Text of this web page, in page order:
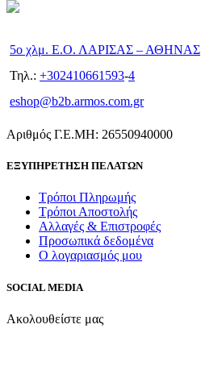
5ο χλμ. Ε.Ο. ΛΑΡΙΣΑΣ – ΑΘΗΝΑΣ
Τηλ.: +302410661593-4
eshop@b2b.armos.com.gr
Αριθμός Γ.Ε.ΜΗ: 26550940000
ΕΞΥΠΗΡΕΤΗΣΗ ΠΕΛΑΤΩΝ
Τρόποι Πληρωμής
Τρόποι Αποστολής
Αλλαγές & Επιστροφές
Προσωπικά δεδομένα
Ο λογαριασμός μου
SOCIAL MEDIA
Ακολουθείστε μας